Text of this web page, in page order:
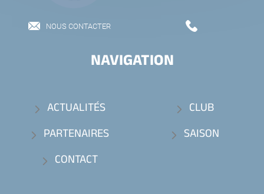
NOUS CONTACTER
NAVIGATION
ACTUALITÉS
CLUB
PARTENAIRES
SAISON
CONTACT